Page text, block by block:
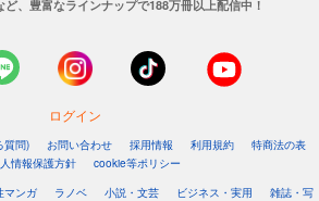
、豊富なラインナップで188万冊以上配信中！
ログイン
質問) お問い合わせ 採用情報 利用規約
特商法の表
情報保護方針
cookie等ポリシー
マンガ ラノベ 小説・文芸 ビジネス・実用 雑誌・写